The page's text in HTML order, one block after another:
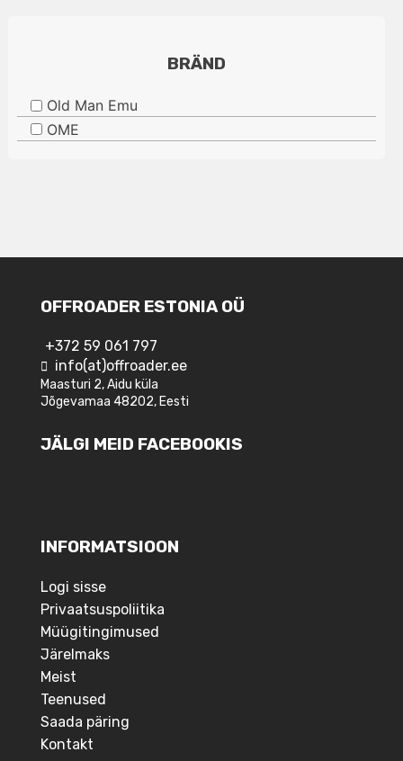
BRÄND
Old Man Emu
OME
OFFROADER ESTONIA OÜ
+372 59 061 797
info(at)offroader.ee
Maasturi 2, Aidu küla
Jõgevamaa 48202, Eesti
JÄLGI MEID FACEBOOKIS
INFORMATSIOON
Logi sisse
Privaatsuspoliitika
Müügitingimused
Järelmaks
Meist
Teenused
Saada päring
Kontakt